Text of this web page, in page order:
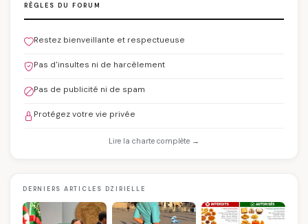
RÈGLES DU FORUM
Restez bienveillante et respectueuse
Pas d'insultes ni de harcèlement
Pas de publicité ni de spam
Protégez votre vie privée
Lire la charte complète →
DERNIERS ARTICLES DZIRIELLE